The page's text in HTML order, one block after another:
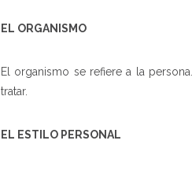
EL ORGANISMO
El organismo se refiere a la
tratar.
EL ESTILO PERSONAL